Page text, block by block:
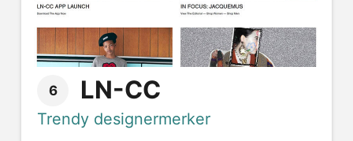
6 LN-CC
Trendy designermerker